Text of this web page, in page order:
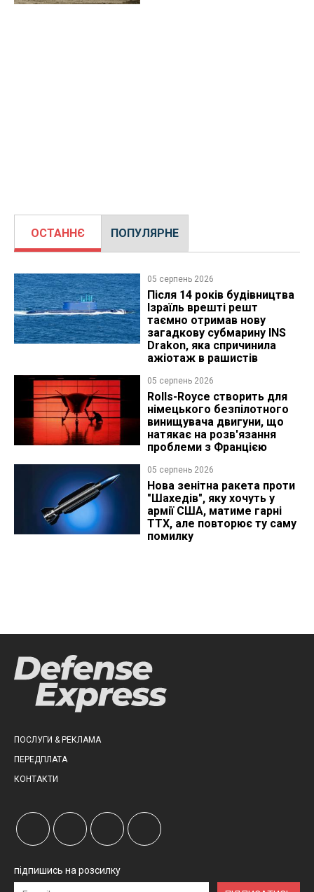
ОСТАННЄ ПОПУЛЯРНЕ
05 серпень 2026
Після 14 років будівництва
Ізраїль врешті решт
таємно отримав нову
загадкову субмарину INS
Drakon, яка спричинила
ажіотаж в рашистів
05 серпень 2026
Rolls-Royce створить для
німецького безпілотного
винищувача двигуни, що
натякає на розв'язання
проблеми з Францією
05 серпень 2026
Нова зенітна ракета проти
"Шахедів", яку хочуть у
армії США, матиме гарні
ТТХ, але повторює ту саму
помилку
ПОСЛУГИ & РЕКЛАМА
ПЕРЕДПЛАТА
КОНТАКТИ
підпишись на розсилку